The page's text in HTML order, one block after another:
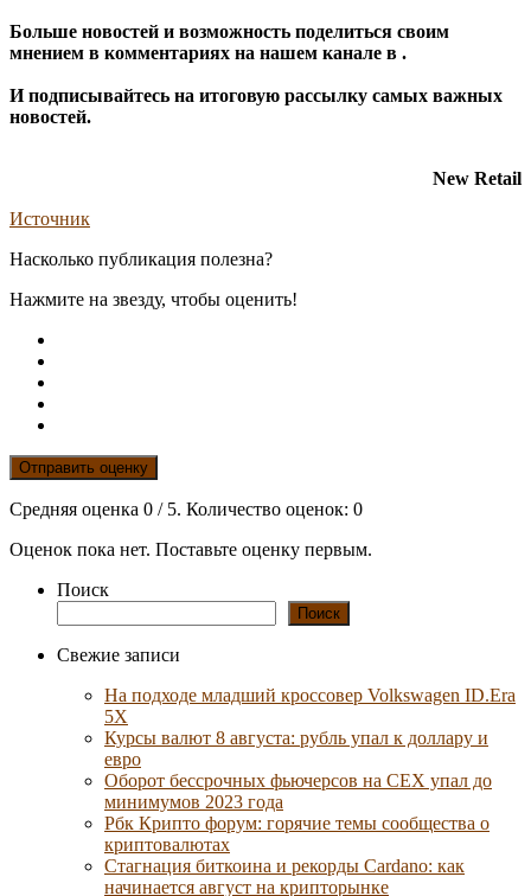
Больше новостей и возможность поделиться своим
мнением в комментариях на нашем канале в .
Иподписывайтесь на итоговую рассылку самых важных
новостей.
New Retail
Источник
Насколько публикация полезна?
Нажмите на звезду, чтобы оценить!
Отправить оценку
Средняя оценка 0 / 5. Количество оценок: 0
Оценок пока нет. Поставьте оценку первым.
Поиск
Поиск
Свежие записи
На подходе младший кроссовер Volkswagen ID.Era
5X
Курсы валют 8 августа: рубль упал к доллару и
евро
Оборот бессрочных фьючерсов на CEX упал до
минимумов 2023 года
Рбк Крипто форум: горячие темы сообщества о
криптовалютах
Стагнация биткоина и рекорды Cardano: как
начинается август на крипторынке